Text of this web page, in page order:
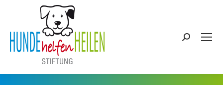
Search: